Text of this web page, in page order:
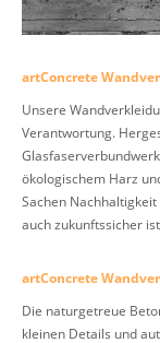
artConcrete
Unsere
Verantwortung.
ökologischem Harz
Sachen
auch zukunftssicher
artConcrete
Die naturgetreue
kleinen Details und